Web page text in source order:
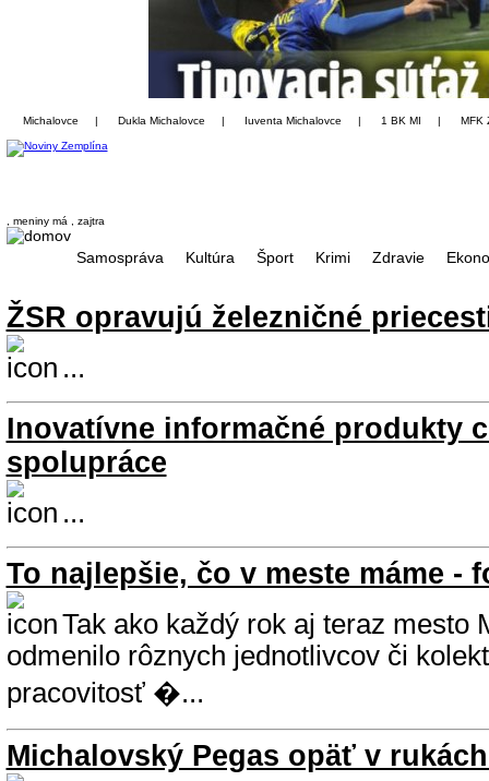
Michalovce | Dukla Michalovce | Iuventa Michalovce | 1 BK MI | MFK
, meniny má , zajtra
Samospráva Kultúra Šport Krimi Zdravie
ŽSR opravujú železničné
...
Inovatívne informačné produkty
spolupráce
...
To najlepšie, čo v meste máme -
Tak ako každý rok aj teraz mesto
odmenilo rôznych jednotlivcov či
pracovitosť �...
Michalovský Pegas opäť v